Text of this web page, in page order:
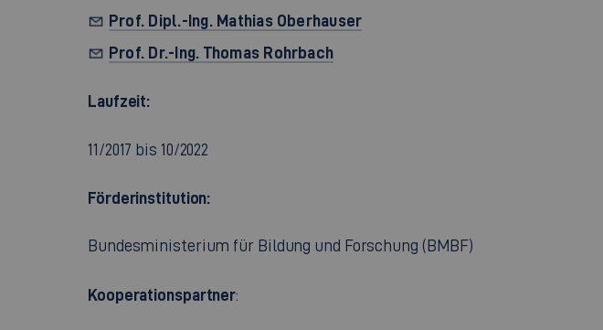
Prof. Dipl.-Ing. Mathias Oberhauser
Prof. Dr.-Ing. Thomas Rohrbach
Laufzeit:
11/2017 bis 10/2022
Förderinstitution:
Bundesministerium für Bildung und Forschung (BMBF)
Kooperationspartner: